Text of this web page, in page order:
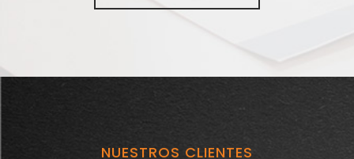
NUESTROS CLIENTES